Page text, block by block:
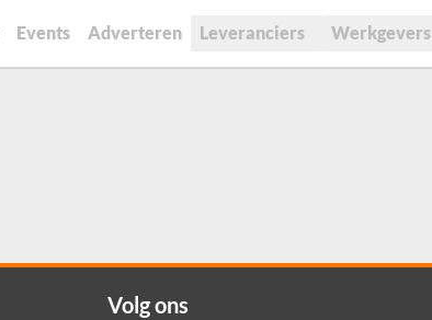
Events Adverteren Leveranciers Werkgevers
Volg ons